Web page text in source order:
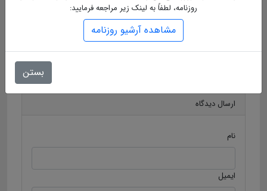
نعمت گاز طبیعی محروم هستند که بیشتر این افراد در روستاهایی
زندگی می‌کنند که گازرسانی به آنجا انجام نشده و یا خارج از طرح
ارسال دیدگاه
نام
ایمیل
روزنامه، لطفاً به لینک زیر مراجعه فرمایید:
مشاهده آرشیو روزنامه
بستن